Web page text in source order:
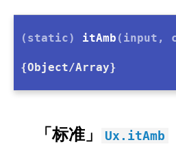
(static) itAmb (input,
{Object/Array}
「标准」 Ux.itAmb